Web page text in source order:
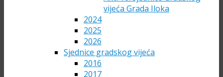
vijeća Grada Iloka
2024
2025
2026
Sjednice gradskog vijeća
2016
2017